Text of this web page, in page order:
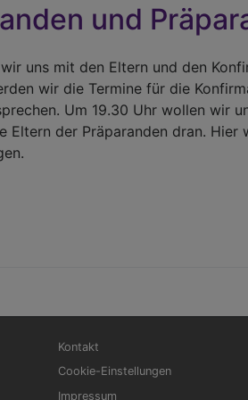
und
uns mit den Eltern und den
wir die Termine für die
Um 19.30 Uhr wollen wir
Eltern der Präparanden dran. Hier
Fußbereichsmenü
Kontakt
Cookie-Einstellungen
Impressum